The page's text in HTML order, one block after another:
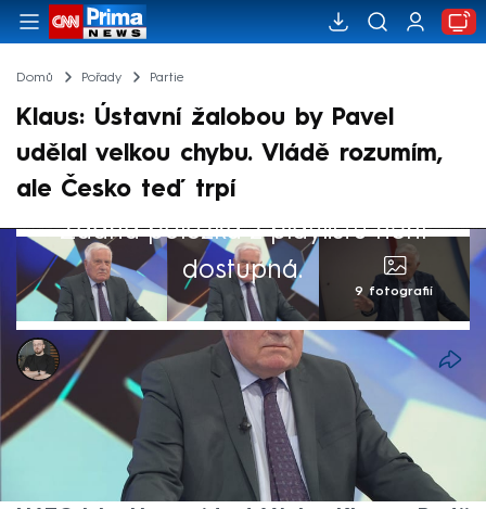
Domů Pořady Partie
Klaus: Ústavní žalobou by Pavel
udělal velkou chybu. Vládě rozumím,
ale Česko teď trpí
Žádná položka z playlistu není
dostupná.
9 fotografií
Marek Pausz
10. kvě 2026, 17:59
Jsme svědky fatálního nesouhlasu mezi
vládou a prezidentem Petrem Pavlem. Tak
zhodnotil dění kolem delegace na summit